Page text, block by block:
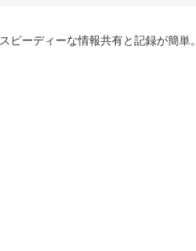
スピーディーな情報共有と記録が簡単。